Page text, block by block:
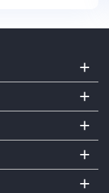
+
+
+
+
+